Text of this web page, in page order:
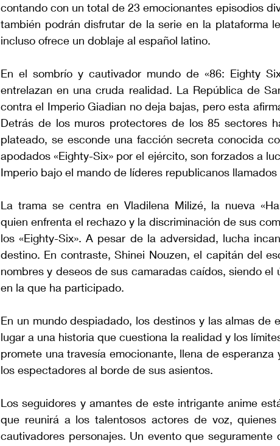
contando con un total de 23 emocionantes episodios
también podrán disfrutar de la serie en la plataforma
incluso ofrece un doblaje al español latino.
En el sombrío y cautivador mundo de «86: Eighty
entrelazan en una cruda realidad. La República de
contra el Imperio Giadian no deja bajas, pero esta
Detrás de los muros protectores de los 85 sectores
plateado, se esconde una facción secreta conocida
apodados «Eighty-Six» por el ejército, son forzados a
Imperio bajo el mando de líderes republicanos llamados
La trama se centra en Vladilena Milizé, la nueva
quien enfrenta el rechazo y la discriminación de sus
los «Eighty-Six». A pesar de la adversidad, lucha
destino. En contraste, Shinei Nouzen, el capitán del
nombres y deseos de sus camaradas caídos, siendo el
en la que ha participado.
En un mundo despiadado, los destinos y las almas de
lugar a una historia que cuestiona la realidad y los
promete una travesía emocionante, llena de
los espectadores al borde de sus asientos.
Los seguidores y amantes de este intrigante anime
que reunirá a los talentosos actores de voz,
cautivadores personajes. Un evento que